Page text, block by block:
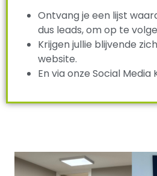
Ontvang je een lijst
dus leads, om op te
Krijgen jullie blijvende
website.
En via onze Social Media